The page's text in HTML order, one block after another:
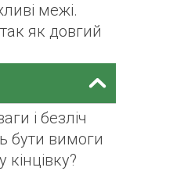
межі.
як довгий
і безліч
бути вимоги